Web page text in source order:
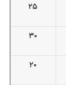
۲۵
۳۰
۲۰